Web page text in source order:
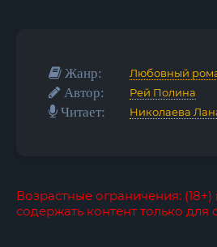
Жанр: Любовный
Автор: Рей Полина
Читает: Николаева
Возрастные ограничения:
содержать контент только